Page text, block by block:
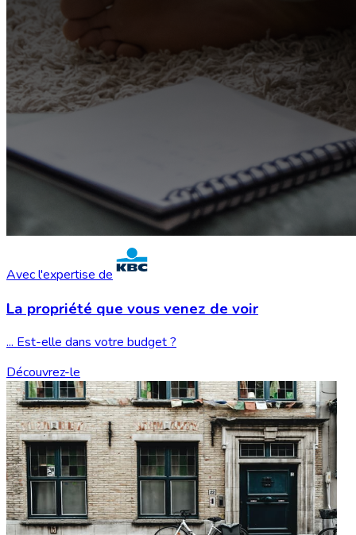
Avec l'expertise de
La propriété que vousvenez de voir
... Est-elle dans votre budget ?
Découvrez-le